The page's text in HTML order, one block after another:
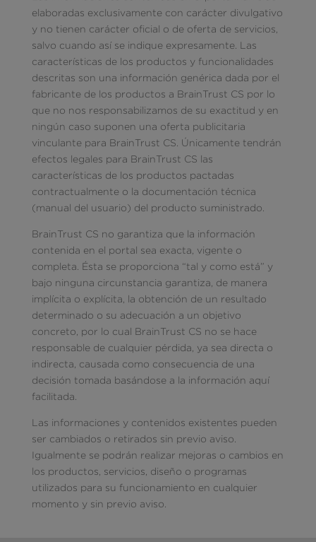
elaboradas exclusivamente con carácter divulgativo
y no tienen carácter oficial o de oferta de servicios,
salvo cuando así se indique expresamente. Las
características de los productos y funcionalidades
descritas son una información genérica dada por el
fabricante de los productos a BrainTrust CS por lo
que no nos responsabilizamos de su exactitud y en
ningún caso suponen una oferta publicitaria
vinculante para BrainTrust CS. Únicamente tendrán
efectos legales para BrainTrust CS las
características de los productos pactadas
contractualmente o la documentación técnica
(manual del usuario) del producto suministrado.
BrainTrust CS no garantiza que la información
contenida en el portal sea exacta, vigente o
completa. Ésta se proporciona “tal y como está” y
bajo ninguna circunstancia garantiza, de manera
implícita o explícita, la obtención de un resultado
determinado o su adecuación a un objetivo
concreto, por lo cual BrainTrust CS no se hace
responsable de cualquier pérdida, ya sea directa o
indirecta, causada como consecuencia de una
decisión tomada basándose a la información aquí
facilitada.
Las informaciones y contenidos existentes pueden
ser cambiados o retirados sin previo aviso.
Igualmente se podrán realizar mejoras o cambios en
los productos, servicios, diseño o programas
utilizados para su funcionamiento en cualquier
momento y sin previo aviso.